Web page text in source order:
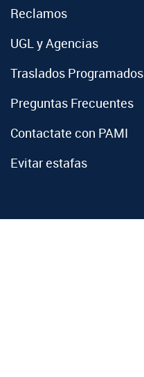
Reclamos
UGL y Agencias
Traslados Programados
Preguntas Frecuentes
Contactate con PAMI
Evitar estafas